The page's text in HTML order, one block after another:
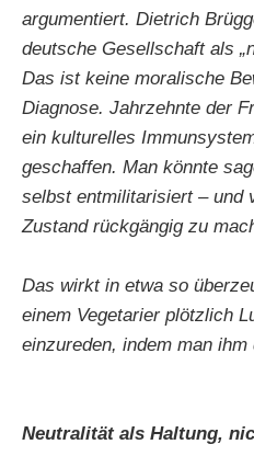
argumentiert. Dietrich
deutsche Gesellschaft als
Das ist keine moralische
Diagnose. Jahrzehnte der
ein kulturelles
geschaffen. Man könnte
selbst entmilitarisiert – und
Zustand rückgängig zu
Das wirkt in etwa so
einem Vegetarier plötzlich
einzureden, indem man
Neutralität als Haltung,